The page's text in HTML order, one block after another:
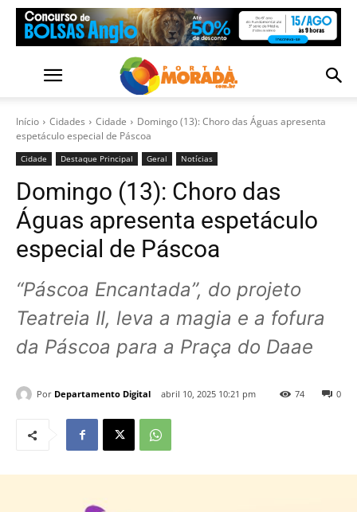
Início Cidades Cidade
Domingo (13): Choro das Águas apresenta
espetáculo especial de Páscoa
Cidade Destaque Principal Geral Notícias
Domingo (13): Choro das
Águas apresenta espetáculo
especial de Páscoa
“Páscoa Encantada”, do projeto
Teatreia II, leva a magia e a fofura
da Páscoa para a Praça do Daae
Por Departamento Digital abril 10, 2025 10:21 pm 0
74